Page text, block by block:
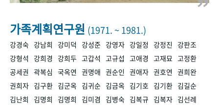
+1
VR 역사관
가족계획연구원 (1971. ~ 1981.)
강경숙 강남희 강미덕 강성준 강영자 강일정 강정진
강판조
강형석
강희경 강희두 고갑석 고규섭 고애경 고재묘 고정환
공세권 곽복심 국옥연 권명애 권순인 권애자 권호연 권희완
권희자 김구환 김군옥 김귀순 김금옥 김기호 김기환 김길순
김난희
김명희 김명희 김미겸 김병숙 김복규 김복자 김선례